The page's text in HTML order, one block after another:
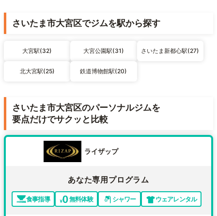
さいたま市大宮区でジムを駅から探す
大宮駅(32) 大宮公園駅(31) さいたま新都心駅(27)
北大宮駅(25) 鉄道博物館駅(20)
さいたま市大宮区のパーソナルジムを
要点だけでサクッと比較
ライザップ
あなた専用プログラム
食事指導 無料体験 シャワー ウェアレンタル